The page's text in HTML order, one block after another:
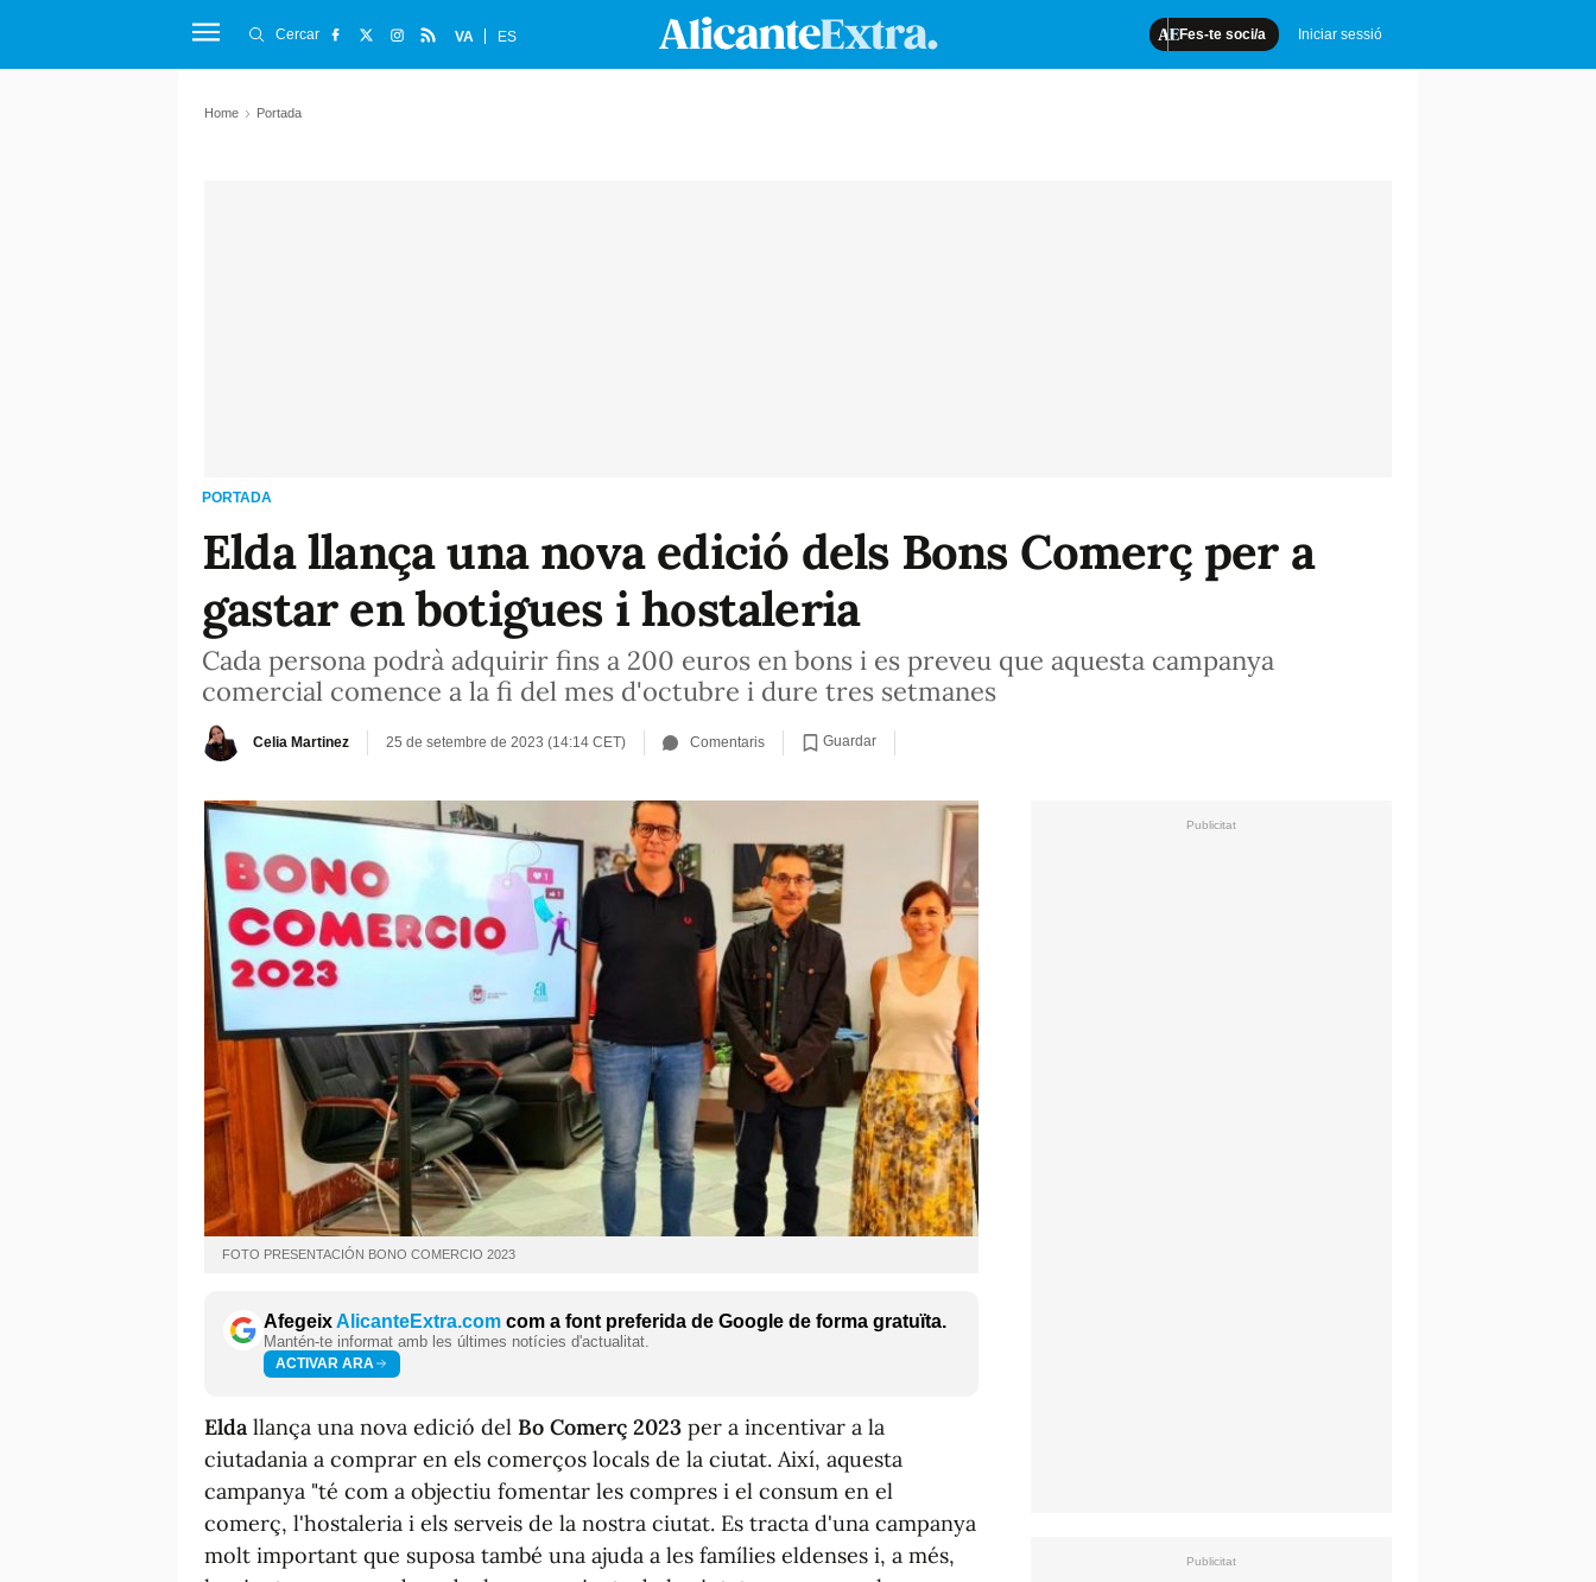
Fes-te soci/a Iniciar sessió
Cercar VA ES
Home Portada
PORTADA
Elda llança una nova edició dels Bons Comerç per a
gastar en botigues i hostaleria
Cada persona podrà adquirir fins a 200 euros en bons i es preveu que aquesta campanya
comercial comence a la fi del mes d'octubre i dure tres setmanes
Celia Martinez 25 de setembre de 2023 (14:14 CET) Comentaris Guardar
FOTO PRESENTACIÓN BONO COMERCIO 2023
AfegeixAlicanteExtra.com com a font preferida de Google de forma gratuïta.
Mantén-te informat amb les últimes notícies d'actualitat.
ACTIVAR ARA
Elda llança una nova edició del Bo Comerç 2023 per a incentivar a la
ciutadania a comprar en els comerços locals de la ciutat. Així, aquesta
campanya "té com a objectiu fomentar les compres i el consum en el
comerç, l'hostaleria i els serveis de la nostra ciutat. Es tracta d'una campanya
molt important que suposa també una ajuda a les famílies eldenses i, a més,